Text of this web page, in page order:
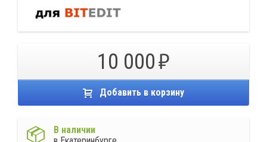
10 000
Добавить в корзину
В наличии